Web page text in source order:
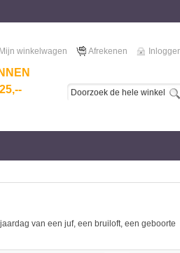
Mijn winkelwagen Afrekenen
van een juf, een bruiloft, een geboorte